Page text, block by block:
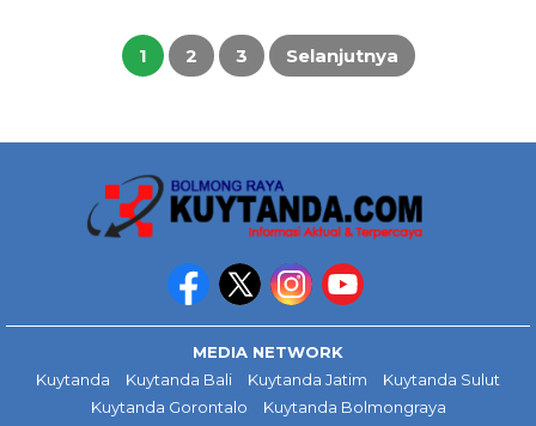
Paginasi
1 2 3 Selanjutnya
MEDIA NETWORK
Kuytanda
Kuytanda Bali Kuytanda Jatim
Kuytanda Sulut
Kuytanda Gorontalo
Kuytanda Bolmongraya